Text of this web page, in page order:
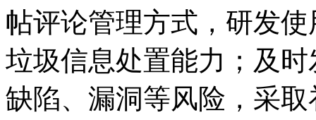
帖评论管理方式，研发
垃圾信息处置能力；及
缺陷、漏洞等风险，采